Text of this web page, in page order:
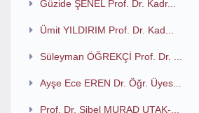
Güzide ŞENEL Prof. Dr. Kadr...
Ümit YILDIRIM Prof. Dr. Kad...
Süleyman ÖĞREKÇİ Prof. Dr. ...
Ayşe Ece EREN Dr. Öğr. Üyes...
Prof. Dr. Sibel MURAD UTAK-...